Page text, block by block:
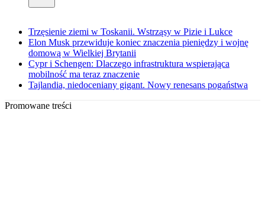
Trzęsienie ziemi w Toskanii. Wstrząsy w Pizie i Lukce
Elon Musk przewiduje koniec znaczenia pieniędzy i wojnę
domową w Wielkiej Brytanii
Cypr i Schengen: Dlaczego infrastruktura wspierająca
mobilność ma teraz znaczenie
Tajlandia, niedoceniany gigant. Nowy renesans pogaństwa
Promowane treści